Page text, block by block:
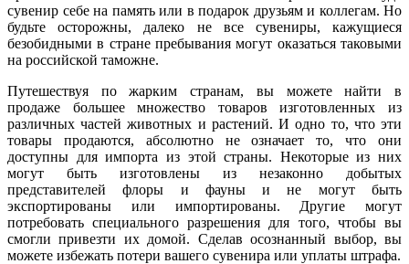
сувенир себе на память или в подарок друзьям и коллегам. Но
будьте осторожны, далеко не все сувениры, кажущиеся
безобидными в стране пребывания могут оказаться таковыми
на российской таможне.
Путешествуя по жарким странам, вы можете найти в
продаже большее множество товаров изготовленных из
различных частей животных и растений. И одно то, что эти
товары продаются, абсолютно не означает то, что они
доступны для импорта из этой страны. Некоторые из них
могут быть изготовлены из незаконно добытых
представителей флоры и фауны и не могут быть
экспортированы или импортированы. Другие могут
потребовать специального разрешения для того, чтобы вы
смогли привезти их домой. Сделав осознанный выбор, вы
можете избежать потери вашего сувенира или уплаты штрафа.